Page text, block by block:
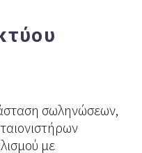
σωληνώσεων,
με